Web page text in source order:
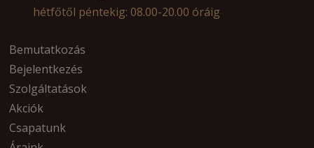
hétfőtől péntekig: 08.00-20.00 óráig
Bemutatkozás
Bejelentkezés
Szolgáltatások
Akciók
Csapatunk